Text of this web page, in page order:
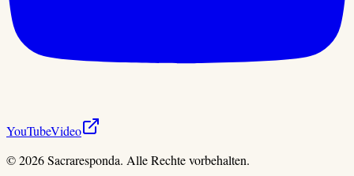
YouTubeVideo
©2026Sacraresponda. Alle Rechte vorbehalten.